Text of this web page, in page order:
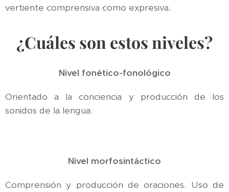
vertiente comprensiva como expresiva.
¿Cuáles son estos niveles?
Nivel fonético-fonológico
Orientado a la conciencia y producción de los
sonidos de la lengua.
Nivel morfosintáctico
Comprensión y producción de oraciones. Uso de